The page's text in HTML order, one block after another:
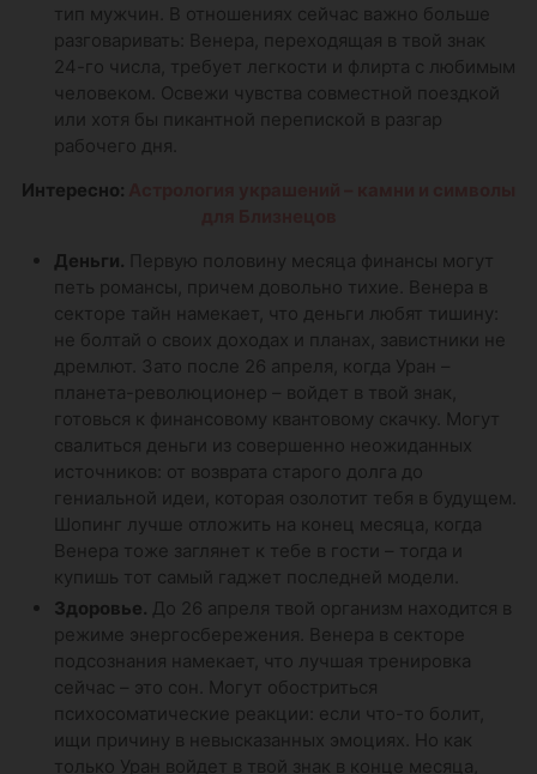
тип мужчин. В отношениях сейчас важно больше
разговаривать: Венера, переходящая в твой знак
24-го числа, требует легкости и флирта с любимым
человеком. Освежи чувства совместной поездкой
или хотя бы пикантной перепиской в разгар
рабочего дня.
Интересно:
Деньги. Первую половину месяца финансы могут
петь романсы, причем довольно тихие. Венера в
секторе тайн намекает, что деньги любят тишину:
не болтай о своих доходах и планах, завистники не
дремлют. Зато после 26 апреля, когда Уран –
планета-революционер – войдет в твой знак,
готовься к финансовому квантовому скачку. Могут
свалиться деньги из совершенно неожиданных
источников: от возврата старого долга до
гениальной идеи, которая озолотит тебя в будущем.
Шопинг лучше отложить на конец месяца, когда
Венера тоже заглянет к тебе в гости – тогда и
купишь тот самый гаджет последней модели.
Здоровье. До 26 апреля твой организм находится в
режиме энергосбережения. Венера в секторе
подсознания намекает, что лучшая тренировка
сейчас – это сон. Могут обостриться
психосоматические реакции: если что-то болит,
ищи причину в невысказанных эмоциях. Но как
только Уран войдет в твой знак в конце месяца,